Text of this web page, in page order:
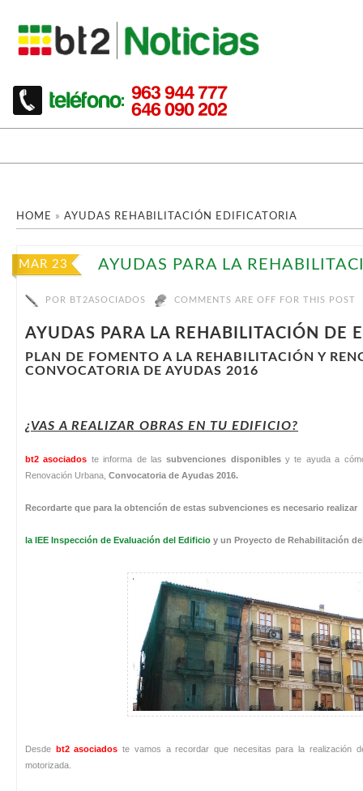
HOME » AYUDAS REHABILITACIÓN EDIFICATORIA
MAR 23 AYUDAS PARA LA
POR BT2ASOCIADOS COMMENTS ARE OFF FOR THIS POST
AYUDAS PARA LA REHABILITACIÓN DE
PLAN DE FOMENTO A LA REHABILITACIÓN Y
CONVOCATORIA DE AYUDAS 2016
¿VAS A REALIZAR OBRAS EN TU EDIFICIO?
bt2 asociados te informa de lassubvenciones disponiblesy te ayuda a
Renovación Urbana, Convocatoria de Ayudas 2016.
Recordarte que para la obtención de estas subvenciones es necesario realizar
la IEE Inspección de Evaluación del Edificio y un Proyecto de Rehabilitación
Desde bt2 asociados te vamos a recordar que necesitas para la realización
motorizada.